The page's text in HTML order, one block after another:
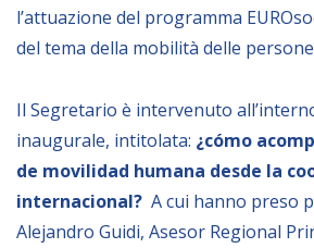
NEWSLETTER
l’attuazione del programma
del tema della mobilità delle
Il Segretario è intervenuto
inaugurale, intitolata: ¿cómo
de movilidad humana desde la
internacional? A cui hanno preso
Alejandro Guidi, Asesor Regional